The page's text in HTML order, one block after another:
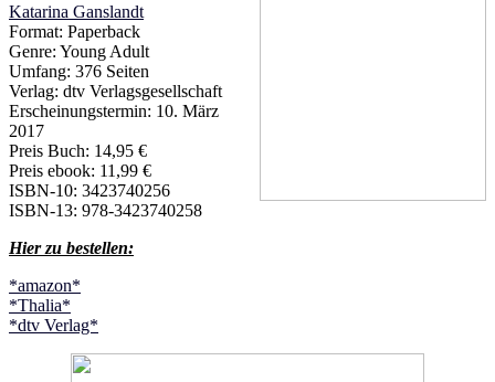
Katarina Ganslandt
Format: Paperback
Genre: Young Adult
Umfang: 376 Seiten
Verlag: dtv Verlagsgesellschaft
Erscheinungstermin: 10. März
2017
Preis Buch: 14,95 €
Preis ebook: 11,99 €
ISBN-10: 3423740256
ISBN-13: 978-3423740258
Hier zu bestellen:
*amazon*
*Thalia*
*dtv Verlag*